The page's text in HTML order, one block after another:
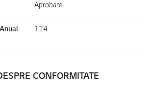
Aprobare
124
CONFORMITATE